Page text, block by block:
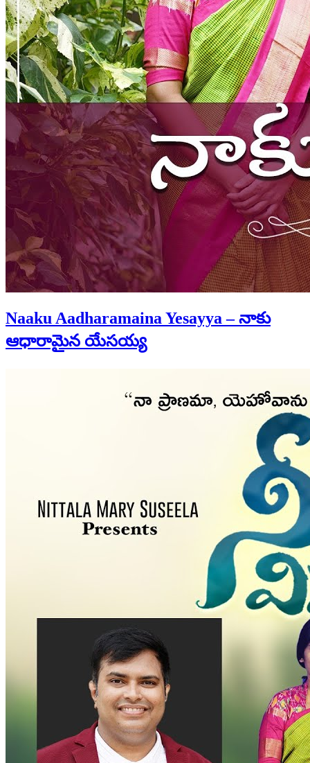
Naaku Aadharamaina Yesayya – నాకు
ఆధారామైన యేసయ్య